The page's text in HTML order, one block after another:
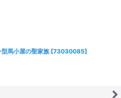
馬小屋の聖家族 [73030085]